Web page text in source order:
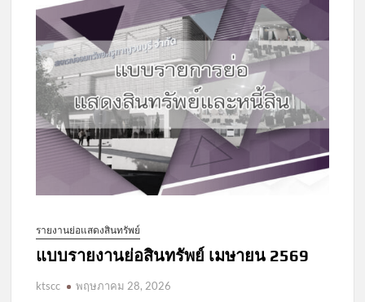
รายงานย่อแสดงสินทรัพย์
แบบรายงานย่อสินทรัพย์ เมษายน 2569
ktscc พฤษภาคม 28, 2026